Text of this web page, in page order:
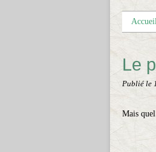
Le
Publié le
Mais